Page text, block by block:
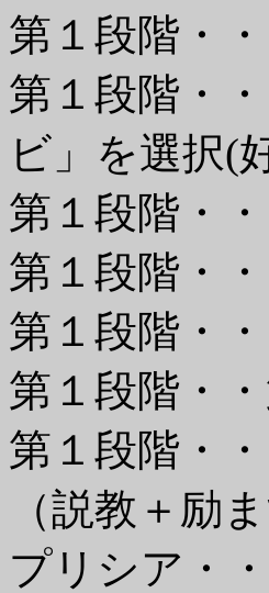
第１段階・
第１段階・
ビ」を選択(
第１段階・
第１段階・
第１段階・
第１段階・
第１段階・
（説教＋励
プリシア・